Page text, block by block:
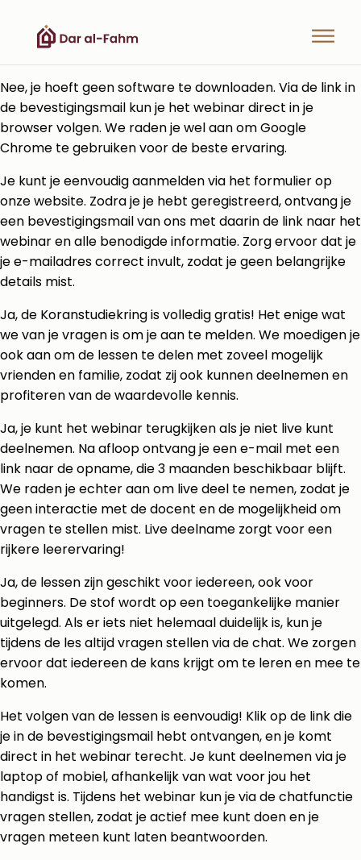
Nee, je hoeft geen software te downloaden. Via de link in
de bevestigingsmail kun je het webinar direct in je
browser volgen. We raden je wel aan om Google
Chrome te gebruiken voor de beste ervaring.
Je kunt je eenvoudig aanmelden via het formulier op
onze website. Zodra je je hebt geregistreerd, ontvang je
een bevestigingsmail van ons met daarin de link naar het
webinar en alle benodigde informatie. Zorg ervoor dat je
je e-mailadres correct invult, zodat je geen belangrijke
details mist.
Ja, de Koranstudiekring is volledig gratis! Het enige wat
we van je vragen is om je aan te melden. We moedigen je
ook aan om de lessen te delen met zoveel mogelijk
vrienden en familie, zodat zij ook kunnen deelnemen en
profiteren van de waardevolle kennis.
Ja, je kunt het webinar terugkijken als je niet live kunt
deelnemen. Na afloop ontvang je een e-mail met een
link naar de opname, die 3 maanden beschikbaar blijft.
We raden je echter aan om live deel te nemen, zodat je
geen interactie met de docent en de mogelijkheid om
vragen te stellen mist. Live deelname zorgt voor een
rijkere leerervaring!
Ja, de lessen zijn geschikt voor iedereen, ook voor
beginners. De stof wordt op een toegankelijke manier
uitgelegd. Als er iets niet helemaal duidelijk is, kun je
tijdens de les altijd vragen stellen via de chat. We zorgen
ervoor dat iedereen de kans krijgt om te leren en mee te
komen.
Het volgen van de lessen is eenvoudig! Klik op de link die
je in de bevestigingsmail hebt ontvangen, en je komt
direct in het webinar terecht. Je kunt deelnemen via je
laptop of mobiel, afhankelijk van wat voor jou het
handigst is. Tijdens het webinar kun je via de chatfunctie
vragen stellen, zodat je actief mee kunt doen en je
vragen meteen kunt laten beantwoorden.